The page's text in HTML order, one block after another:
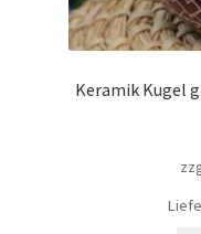
Keramik Kugel